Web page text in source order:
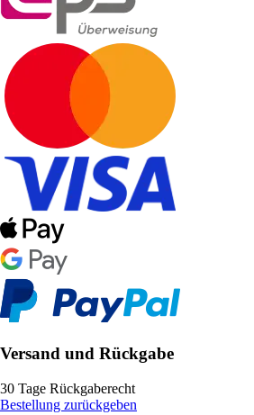
Versand und Rückgabe
30 Tage Rückgaberecht
Bestellung zurückgeben